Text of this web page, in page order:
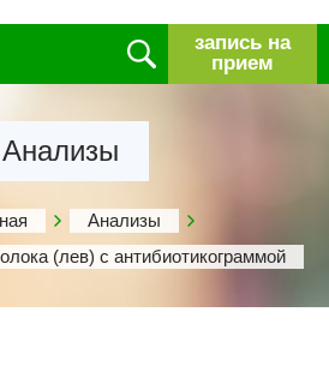
запись на
прием
Анализы
Анализы
(лев) с антибиотикограммой